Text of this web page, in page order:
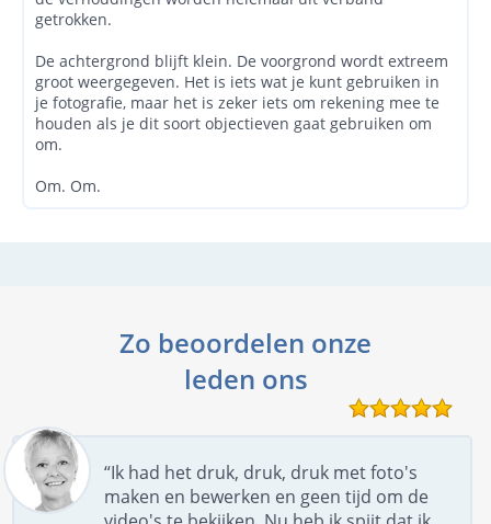
getrokken.
De achtergrond blijft klein. De voorgrond wordt extreem
groot weergegeven. Het is iets wat je kunt gebruiken in
je fotografie, maar het is zeker iets om rekening mee te
houden als je dit soort objectieven gaat gebruiken om
om.
Om. Om.
Zo beoordelen onze
leden ons
“Ik had het druk, druk, druk met foto's
maken en bewerken en geen tijd om de